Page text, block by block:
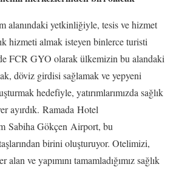
alanındaki yetkinliğiyle, tesis ve hizmet
hizmeti almak isteyen binlerce turisti
FCR GYO olarak ülkemizin bu alandaki
döviz girdisi sağlamak ve yepyeni
hedefiyle, yatırımlarımızda sağlık
ayırdık. Ramada Hotel
Sabiha Gökçen Airport, bu
birini oluşturuyor. Otelimizi,
alan ve yapımını tamamladığımız sağlık